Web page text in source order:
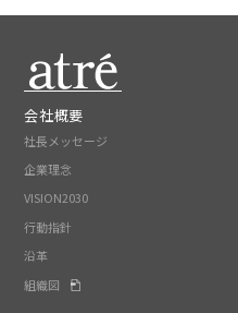
会社概要
社長メッセージ
企業理念
VISION2030
行動指針
沿革
組織図